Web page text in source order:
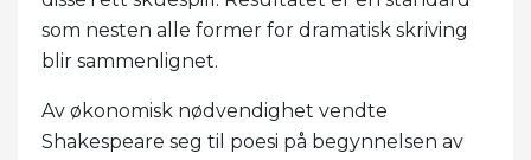
som nesten alle former for dramatisk skriving
blir sammenlignet.
Av økonomisk nødvendighet vendte
Shakespeare seg til poesi på begynnelsen av